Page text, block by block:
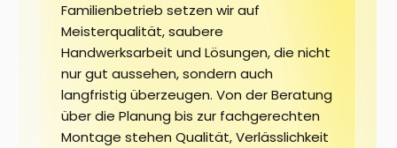
Familienbetrieb setzen wir auf
Meisterqualität, saubere
Handwerksarbeit und Lösungen, die nicht
nur gut aussehen, sondern auch
langfristig überzeugen. Von der Beratung
über die Planung bis zur fachgerechten
Montage stehen Qualität, Verlässlichkeit